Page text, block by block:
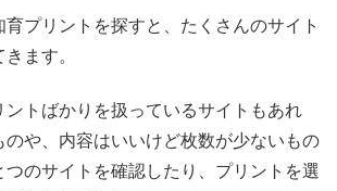
プリントを探すと、たくさんのサイト
ます。
ントばかりを扱っているサイトもあれ
のや、内容はいいけど枚数が少ないもの
つのサイトを確認したり、プリントを選